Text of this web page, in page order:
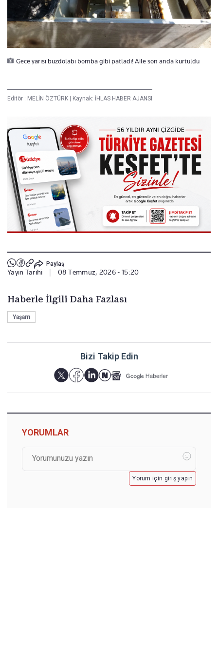
Gece yarısı buzdolabı bomba gibi patladı! Aile son anda kurtuldu
Editör : MELİN ÖZTÜRK | Kaynak: İHLAS HABER AJANSI
Paylaş
Yayın Tarihi 08 Temmuz, 2026 - 15:20
Haberle İlgili Daha Fazlası
Yaşam
Bizi Takip Edin
YORUMLAR
Yorum için giriş yapın